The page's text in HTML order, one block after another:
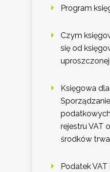
Program
Czym
się od
Księgowa
rejestru VAT
środków
Podatek